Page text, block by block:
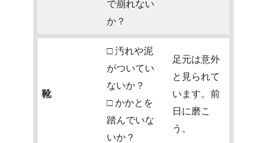
で崩れない
か？
靴
□ 汚れや泥
がついてい
ないか？
□ かかとを
踏んでいな
いか？
足元は意外
と見られて
います。前
日に磨こ
う。